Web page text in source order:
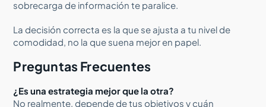
sobrecarga de información te paralice.
La decisión correcta es la que se ajusta a tu nivel de
comodidad, no la que suena mejor en papel.
Preguntas Frecuentes
¿Es una estrategia mejor que la otra?
No realmente, depende de tus objetivos y cuán